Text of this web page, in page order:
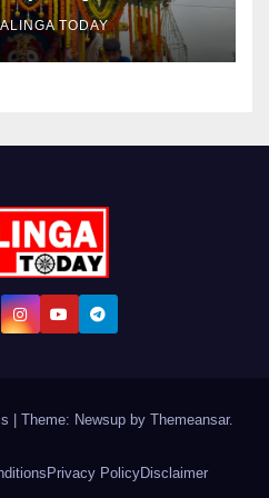
TODAY
Theme: Newsup by Themeansar.
Privacy PolicyDisclaimer